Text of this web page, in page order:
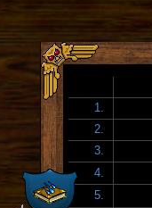
1.
2.
3.
4.
5.